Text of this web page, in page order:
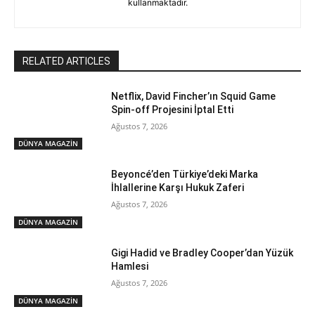
kullanmaktadır.
RELATED ARTICLES
DÜNYA MAGAZİN
Netflix, David Fincher’ın Squid Game
Spin-off Projesini İptal Etti
Ağustos 7, 2026
DÜNYA MAGAZİN
Beyoncé’den Türkiye’deki Marka
İhlallerine Karşı Hukuk Zaferi
Ağustos 7, 2026
DÜNYA MAGAZİN
Gigi Hadid ve Bradley Cooper’dan Yüzük
Hamlesi
Ağustos 7, 2026